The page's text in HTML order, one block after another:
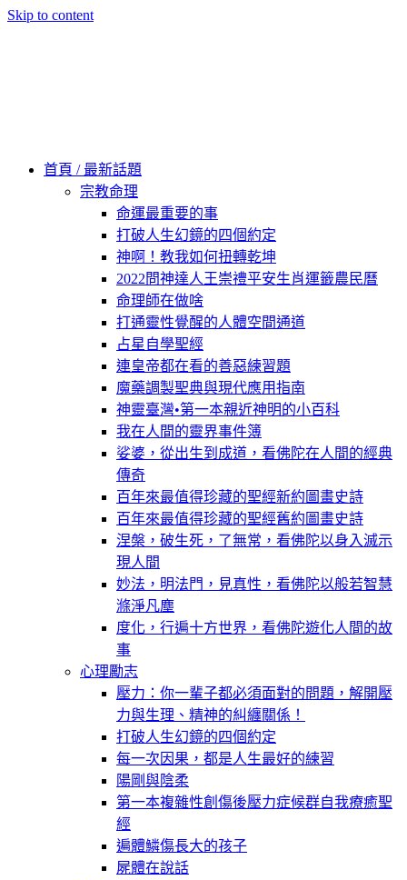
Skip to content
首頁 / 最新話題
宗教命理
命運最重要的事
打破人生幻鏡的四個約定
神啊！教我如何扭轉乾坤
2022問神達人王崇禮平安生肖運籤農民曆
命理師在做啥
打通靈性覺醒的人體空間通道
占星自學聖經
連皇帝都在看的善惡練習題
魔藥調製聖典與現代應用指南
神靈臺灣•第一本親近神明的小百科
我在人間的靈界事件簿
娑婆，從出生到成道，看佛陀在人間的經典
傳奇
百年來最值得珍藏的聖經新約圖畫史詩
百年來最值得珍藏的聖經舊約圖畫史詩
涅槃，破生死，了無常，看佛陀以身入滅示
現人間
妙法，明法門，見真性，看佛陀以般若智慧
滌淨凡塵
度化，行遍十方世界，看佛陀遊化人間的故
事
心理勵志
壓力：你一輩子都必須面對的問題，解開壓
力與生理、精神的糾纏關係！
打破人生幻鏡的四個約定
每一次因果，都是人生最好的練習
陽剛與陰柔
第一本複雜性創傷後壓力症候群自我療癒聖
經
遍體鱗傷長大的孩子
屍體在說話